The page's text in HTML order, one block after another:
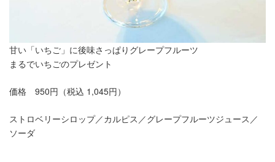
甘い「いちご」に後味さっぱりグレープフルーツ
まるでいちごのプレゼント
価格 950円（税込 1,045円）
ストロベリーシロップ／カルピス／グレープフルーツジュース／
ソーダ